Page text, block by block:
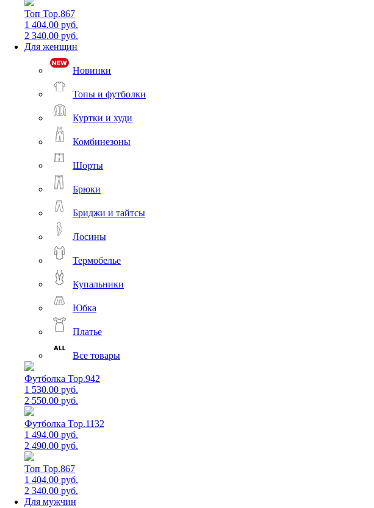
Топ Top.867
1 404.00 руб.
2 340.00 руб.
Для женщин
Новинки
Топы и футболки
Куртки и худи
Комбинезоны
Шорты
Брюки
Бриджи и тайтсы
Лосины
Термобелье
Купальники
Юбка
Платье
Все товары
Футболка Top.942
1 530.00 руб.
2 550.00 руб.
Футболка Top.1132
1 494.00 руб.
2 490.00 руб.
Топ Top.867
1 404.00 руб.
2 340.00 руб.
Для мужчин